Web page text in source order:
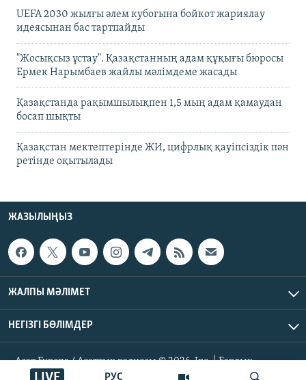
РУС
UEFA 2030 жылғы әлем кубогына бойкот жариялау
идеясынан бас тартпайды
"Жосықсыз ұстау". Қазақстанның адам құқығы бюросы
Ермек Нарымбаев жайлы мәлімдеме жасады
Қазақстанда рақымшылықпен 1,5 мың адам қамаудан
босап шықты
Қазақстан мектептерінде ЖИ, цифрлық қауіпсіздік пән
ретінде оқытылады
ЖАЗЫЛЫҢЫЗ
ЖАЛПЫ МӘЛІМЕТ
НЕГІЗГІ БӨЛІМДЕР
Азат Еуропа / Азаттық радиосы © 2026, Inc. | Барлық
құқықтары қорғалған